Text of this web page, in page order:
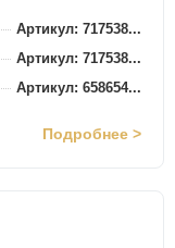
Артикул: 717538...
Артикул: 717538...
Артикул: 658654...
Подробнее >